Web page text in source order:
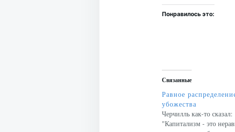
Понравилось это:
Связанные
Равное
убожества
Черчилль как-то сказал:
"Капитализм - это